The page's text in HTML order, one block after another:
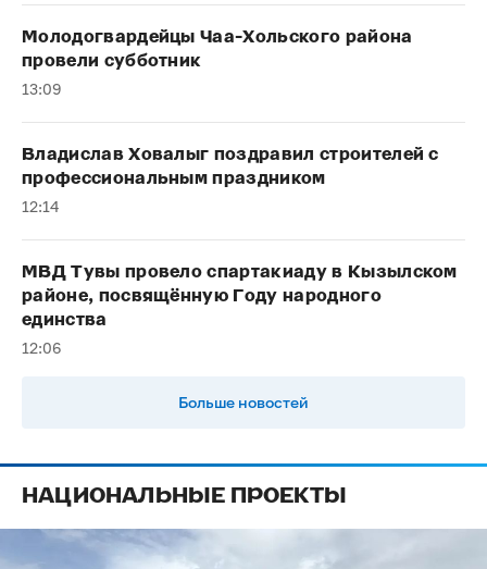
Молодогвардейцы Чаа-Хольского района
провели субботник
13:09
Владислав Ховалыг поздравил строителей с
профессиональным праздником
12:14
МВД Тувы провело спартакиаду в Кызылском
районе, посвящённую Году народного
единства
12:06
Больше новостей
НАЦИОНАЛЬНЫЕ ПРОЕКТЫ